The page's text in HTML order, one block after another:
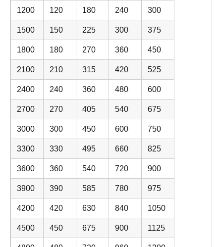
1200 120 180 240 300
1500 150 225 300 375
1800 180 270 360 450
2100 210 315 420 525
2400 240 360 480 600
2700 270 405 540 675
3000 300 450 600 750
3300 330 495 660 825
3600 360 540 720 900
3900 390 585 780 975
4200 420 630 840 1050
4500 450 675 900 1125